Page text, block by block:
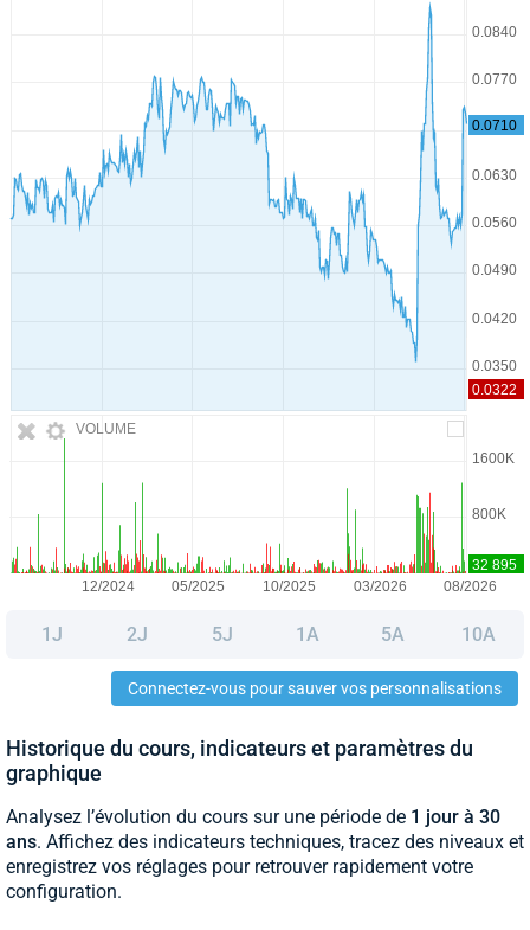
VOLUME
1J 2J 5J 1A 5A 10A
Connectez-vous pour sauver vos personnalisations
Historique du cours, indicateurs et paramètres du
graphique
Analysez l’évolution du cours sur une période de 1 jour à 30
ans. Affichez des indicateurs techniques, tracez des niveaux et
enregistrez vos réglages pour retrouver rapidement votre
configuration.